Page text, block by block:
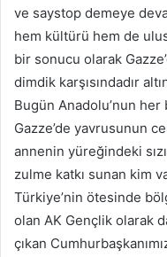
ve saystop demeye
hem kültürü hem de
bir sonucu olarak
dimdik karşısındadır
Bugün Anadolu’nun
Gazze’de yavrusunun
annenin yüreğindeki
zulme katkı sunan kim
Türkiye’nin ötesinde
olan AK Gençlik olarak
çıkan